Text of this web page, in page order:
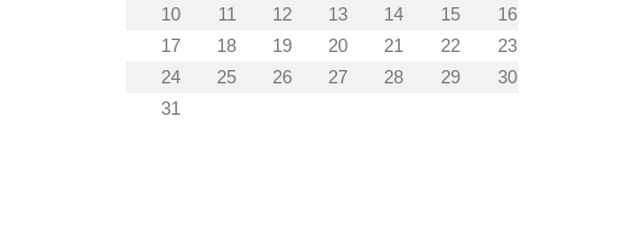
10
11 12 13 14 15
16
17
18 19 20 21 22
23
24
25 26 27 28 29
30
31